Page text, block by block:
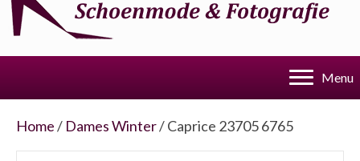
Menu
Home/ Dames Winter/ Caprice 23705 6765